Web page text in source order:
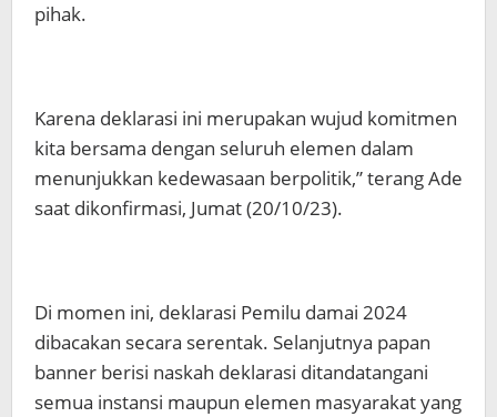
pihak.
Karena deklarasi ini merupakan wujud komitmen
kita bersama dengan seluruh elemen dalam
menunjukkan kedewasaan berpolitik,” terang Ade
saat dikonfirmasi, Jumat (20/10/23).
Di momen ini, deklarasi Pemilu damai 2024
dibacakan secara serentak. Selanjutnya papan
banner berisi naskah deklarasi ditandatangani
semua instansi maupun elemen masyarakat yang